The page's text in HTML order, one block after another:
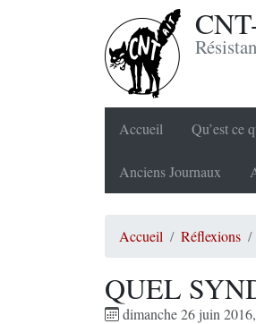
Accueil Qu’est ce
Anciens Journaux
Accueil Réflexions
QUEL
dimanche 26 juin 2016,